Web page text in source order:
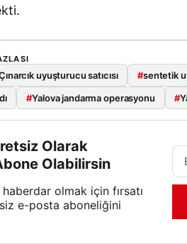
uyuşturucu satıcısı #sentetik
#Yalova jandarma operasyonu #
Olarak
Olabilirsin
olmak için fırsatı
e-posta aboneliğini